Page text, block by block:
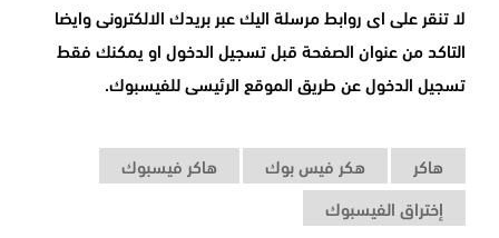
لا تنقر على اى روابط مرسلة اليك عبر بريدك الالكترونى وايضا
التاكد من عنوان الصفحة قبل تسجيل الدخول او يمكنك فقط
تسجيل الدخول عن طريق الموقع الرئيسى للفيسبوك.
هاكر هكر فيس بوك
هاكر فيسبوك
إختراق الفيسبوك